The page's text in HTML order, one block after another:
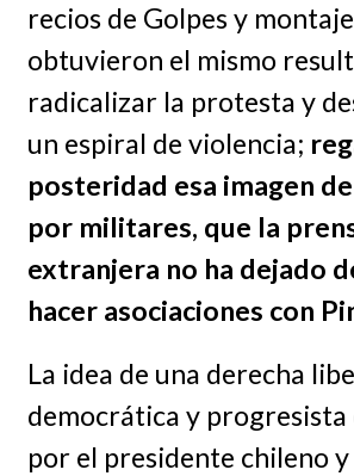
recios de Golpes y
obtuvieron el mismo
radicalizar la protesta y
un espiral de violencia;
posteridad esa imagen
por militares, que la
extranjera no ha dejado
hacer asociaciones con
La idea de una derecha
democrática y progresista
por el presidente chileno y